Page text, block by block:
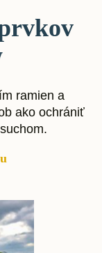
ramien a
ako ochrániť